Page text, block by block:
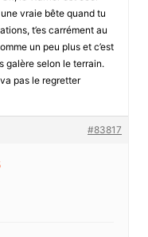
vraie bête quand tu
t’es carrément au
un peu plus et c’est
galère selon le terrain.
pas le regretter
#83817